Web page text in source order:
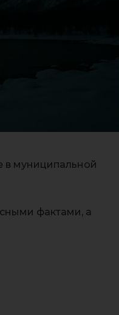
в муниципальной
фактами, а